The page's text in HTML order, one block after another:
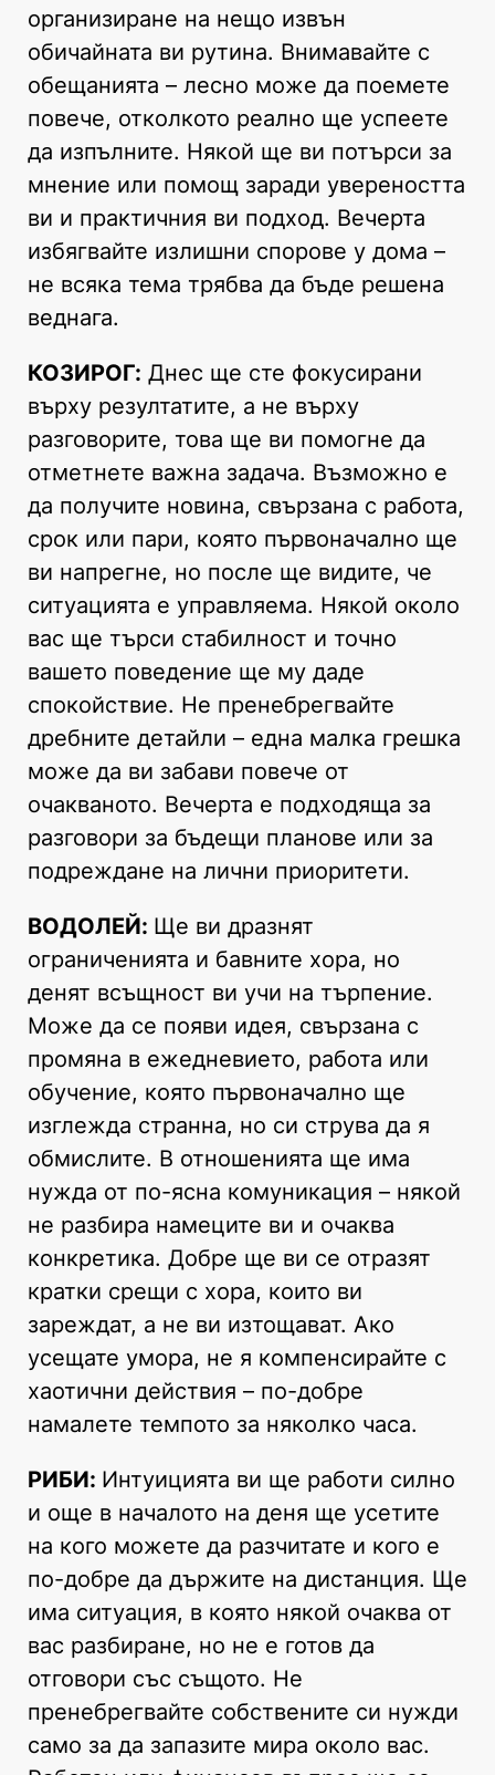
организиране на нещо извън
обичайната ви рутина. Внимавайте с
обещанията – лесно може да поемете
повече, отколкото реално ще успеете
да изпълните. Някой ще ви потърси за
мнение или помощ заради увереността
ви и практичния ви подход. Вечерта
избягвайте излишни спорове у дома –
не всяка тема трябва да бъде решена
веднага.
КОЗИРОГ: Днес ще сте фокусирани
върху резултатите, а не върху
разговорите, това ще ви помогне да
отметнете важна задача. Възможно е
да получите новина, свързана с работа,
срок или пари, която първоначално ще
ви напрегне, но после ще видите, че
ситуацията е управляемa. Някой около
вас ще търси стабилност и точно
вашето поведение ще му даде
спокойствие. Не пренебрегвайте
дребните детайли – една малка грешка
може да ви забави повече от
очакваното. Вечерта е подходяща за
разговори за бъдещи планове или за
подреждане на лични приоритети.
ВОДОЛЕЙ: Ще ви дразнят
ограниченията и бавните хора, но
денят всъщност ви учи на търпение.
Може да се появи идея, свързана с
промяна в ежедневието, работа или
обучение, която първоначално ще
изглежда странна, но си струва да я
обмислите. В отношенията ще има
нужда от по-ясна комуникация – някой
не разбира намеците ви и очаква
конкретика. Добре ще ви се отразят
кратки срещи с хора, които ви
зареждат, а не ви изтощават. Ако
усещате умора, не я компенсирайте с
хаотични действия – по-добре
намалете темпото за няколко часа.
РИБИ: Интуицията ви ще работи силно
и още в началото на деня ще усетите
на кого можете да разчитате и кого е
по-добре да държите на дистанция. Ще
има ситуация, в която някой очаква от
вас разбиране, но не е готов да
отговори със същото. Не
пренебрегвайте собствените си нужди
само за да запазите мира около вас.